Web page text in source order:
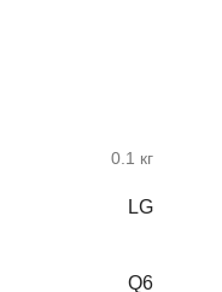
0.1 кг
LG
Q6